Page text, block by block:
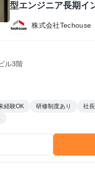
型エンジニア長期イ
株式会社Techouse
ル3階
経験OK 研修制度あり 社